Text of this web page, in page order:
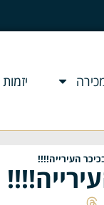
העירייה!!!!